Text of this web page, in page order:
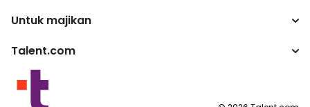
Mencari pekerjaan
Untuk majikan
Perusahaan
program penerbit
Talent.com
Lebih banyak negara
Ketentuan Layanan